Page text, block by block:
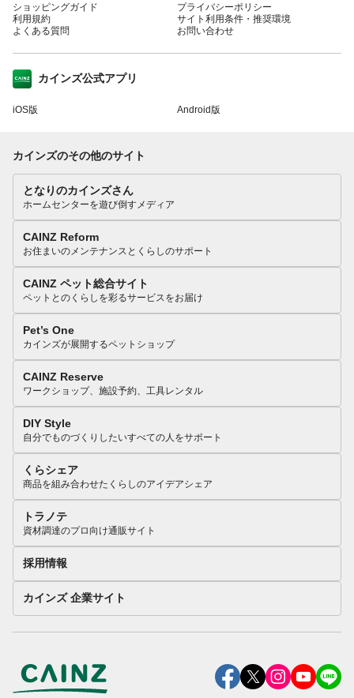
ショッピングガイド
利用規約
よくある質問
プライバシーポリシー
サイト利用条件・推奨環境
お問い合わせ
カインズ公式アプリ
iOS版 Android版
カインズのその他のサイト
となりのカインズさん
ホームセンターを遊び倒すメディア
CAINZ Reform
お住まいのメンテナンスとくらしのサポート
CAINZ ペット総合サイト
ペットとのくらしを彩るサービスをお届け
Pet’s One
カインズが展開するペットショップ
CAINZ Reserve
ワークショップ、施設予約、工具レンタル
DIY Style
自分でものづくりしたいすべての人をサポート
くらシェア
商品を組み合わせたくらしのアイデアシェア
トラノテ
資材調達のプロ向け通販サイト
採用情報
カインズ 企業サイト